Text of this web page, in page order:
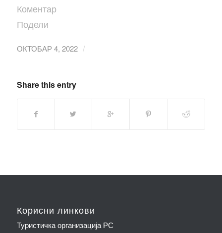
Коментар
Подели
ОКТОБАР 4, 2022 /
Share this entry
Корисни линкови
Туристичка организација РС